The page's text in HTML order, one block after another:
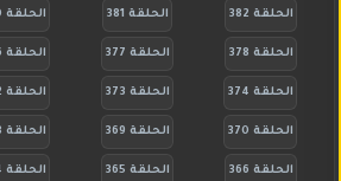
الحلقة 382 الحلقة 381 الحلقة 380
الحلقة 378 الحلقة 377 الحلقة 376
الحلقة 374 الحلقة 373 الحلقة 372
الحلقة 370 الحلقة 369 الحلقة 368
الحلقة 366 الحلقة 365 الحلقة 364